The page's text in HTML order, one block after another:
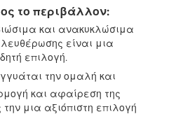
το περιβάλλον:
και ανακυκλώσιμα
είναι μια
επιλογή.
την ομαλή και
και αφαίρεση της
μια αξιόπιστη επιλογή